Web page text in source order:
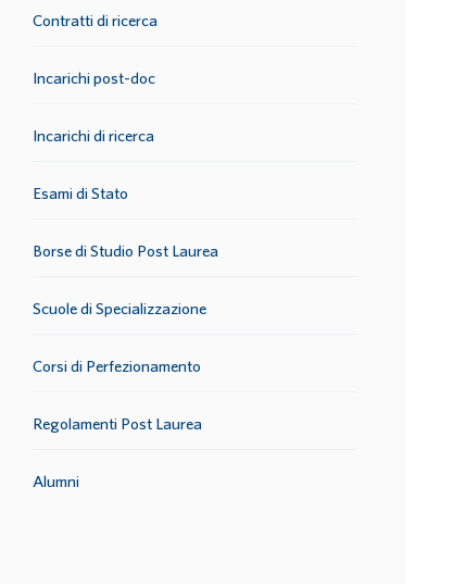
Contratti di ricerca
Incarichi post-doc
Incarichi di ricerca
Esami di Stato
Borse di Studio Post Laurea
Scuole di Specializzazione
Corsi di Perfezionamento
Regolamenti Post Laurea
Alumni